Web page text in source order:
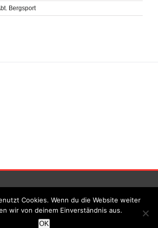
Bergsport
1911 e.V. | All Rights Reserved
Cookies. Wenn du die Website weiter
wir von deinem Einverständnis aus.
OK